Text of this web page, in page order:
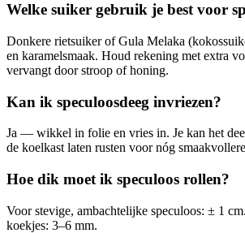
Welke suiker gebruik je best voor
Donkere rietsuiker of Gula Melaka
en karamelsmaak. Houd rekening met extra
vervangt door stroop of honing.
Kan ik speculoosdeeg invriezen?
Ja — wikkel in folie en vries in. Je kan het
de koelkast laten rusten voor nóg
Hoe dik moet ik speculoos rollen?
Voor stevige, ambachtelijke speculoos: ± 1
koekjes: 3–6 mm.